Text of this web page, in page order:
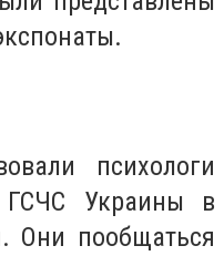
психологи
ГСЧС Украины в
Они пообщаться